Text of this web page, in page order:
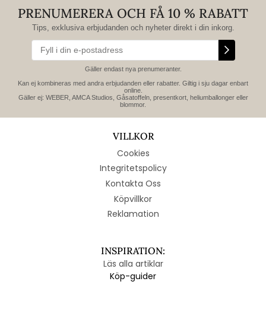
PRENUMERERA OCH FÅ 10 % RABATT
Tips, exklusiva erbjudanden och nyheter direkt i din inkorg.
Gäller endast nya prenumeranter.
Kan ej kombineras med andra erbjudanden eller rabatter. Giltig i sju dagar enbart
online.
Gäller ej: WEBER, AMCA Studios, Gåsatoffeln, presentkort, heliumballonger eller
blommor.
VILLKOR
Cookies
Integritetspolicy
Kontakta Oss
Köpvillkor
Reklamation
INSPIRATION:
Läs alla artiklar
Köp-guider